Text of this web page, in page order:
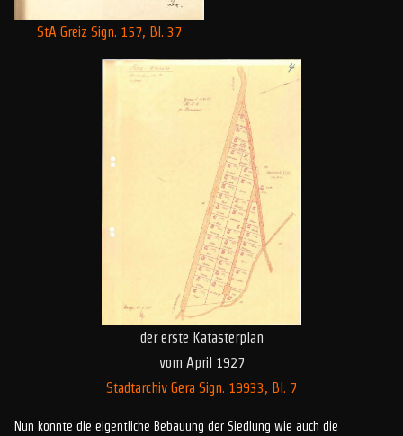
StA Greiz Sign. 157, Bl. 37
der erste Katasterplan
vom April 1927
Stadtarchiv Gera Sign. 19933, Bl. 7
Nun konnte die eigentliche Bebauung der Siedlung wie auch die